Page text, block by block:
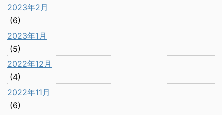
2023年2月
(6)
2023年1月
(5)
2022年12月
(4)
2022年11月
(6)